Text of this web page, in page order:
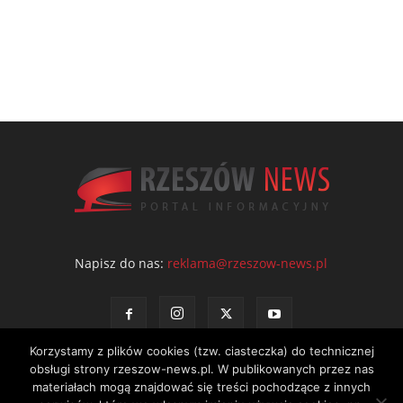
Napisz do nas: reklama@rzeszow-news.pl
Korzystamy z plików cookies (tzw. ciasteczka) do technicznej
obsługi strony rzeszow-news.pl. W publikowanych przez nas
materiałach mogą znajdować się treści pochodzące z innych